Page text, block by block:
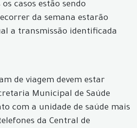
casos estão sendo
da semana estarão
a transmissão identificada
de viagem devem estar
Municipal de Saúde
com a unidade de saúde mais
da Central de